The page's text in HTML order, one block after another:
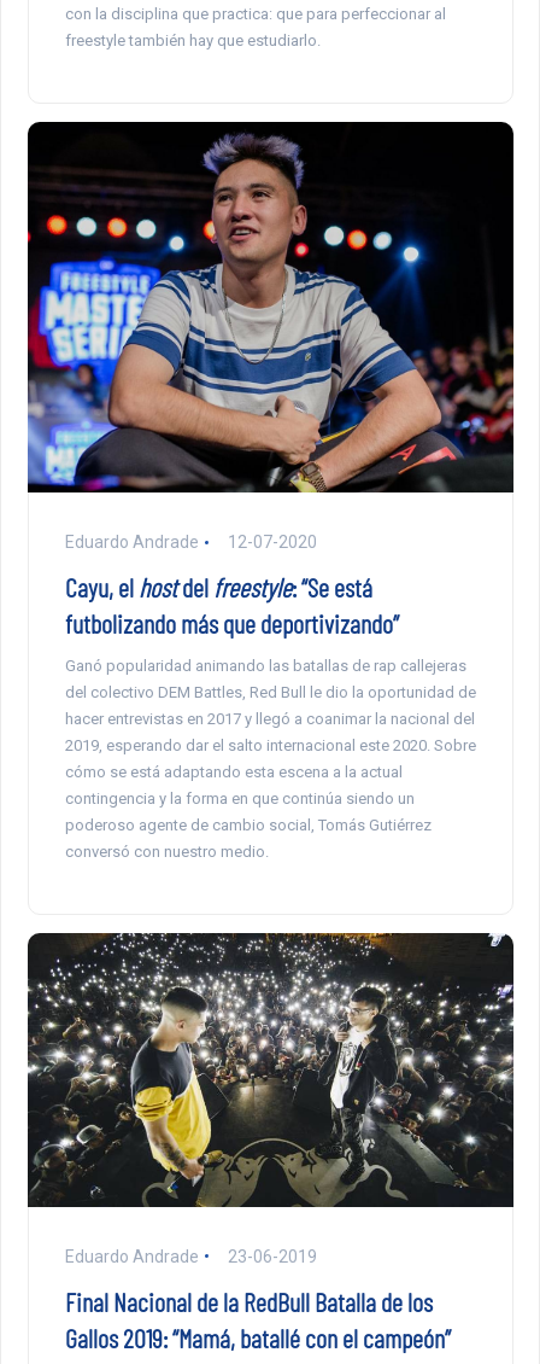
con la disciplina que practica: que para perfeccionar al
freestyle también hay que estudiarlo.
Eduardo Andrade 12-07-2020
Cayu, el hostdel freestyle: “Se está
futbolizando más que deportivizando”
Ganó popularidad animando las batallas de rap callejeras
del colectivo DEM Battles, Red Bull le dio la oportunidad de
hacer entrevistas en 2017 y llegó a coanimar la nacional del
2019, esperando dar el salto internacional este 2020. Sobre
cómo se está adaptando esta escena a la actual
contingencia y la forma en que continúa siendo un
poderoso agente de cambio social, Tomás Gutiérrez
conversó con nuestro medio.
Eduardo Andrade 23-06-2019
Final Nacional de la RedBull Batalla de los
Gallos 2019: “Mamá, batallé con el campeón”